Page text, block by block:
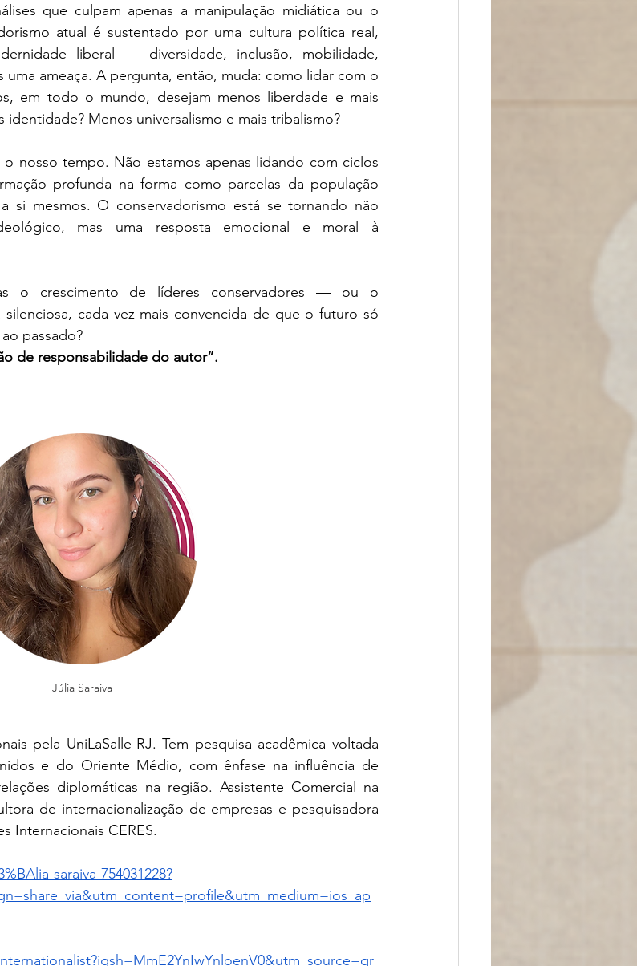
que culpam apenas a manipulação midiática ou o
atual é sustentado por uma cultura política real,
liberal — diversidade, inclusão, mobilidade,
ameaça. A pergunta, então, muda: como lidar com o
em todo o mundo, desejam menos liberdade e mais
identidade? Menos universalismo e mais tribalismo?
o nosso tempo. Não estamos apenas lidando com ciclos
profunda na forma como parcelas da população
mesmos. O conservadorismo está se tornando não
mas uma resposta emocional e moral à
o crescimento de líderes conservadores — ou o
cada vez mais convencida de que o futuro só
passado?
de responsabilidade do autor”.
Júlia Saraiva
pela UniLaSalle-RJ. Tem pesquisa acadêmica voltada
diplomáticas na região. Assistente Comercial na
de internacionalização de empresas e pesquisadora
Internacionais CERES.
saraiva-754031228?